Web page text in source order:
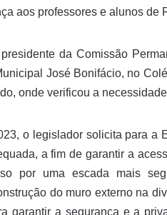
aos professores e alunos de
da Comissão
José Bonifácio, no
onde verificou a
o legislador solicita para a
a fim de garantir a
por uma escada mais
do muro externo na
garantir a segurança e a